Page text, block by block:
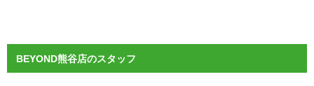
BEYOND熊谷店のスタッフ